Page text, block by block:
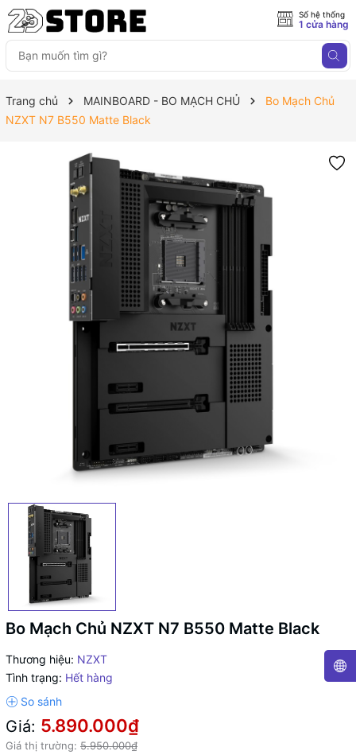
Số hệ thống
1 cửa hàng
Trang chủ MAINBOARD - BO MẠCH CHỦ
Bo Mạch Chủ
NZXT N7 B550 Matte Black
Bo Mạch Chủ NZXT N7 B550 Matte Black
Thương hiệu: NZXT
Tình trạng: Hết hàng
Giá: 5.890.000₫
Giá thị trường: 5.950.000₫